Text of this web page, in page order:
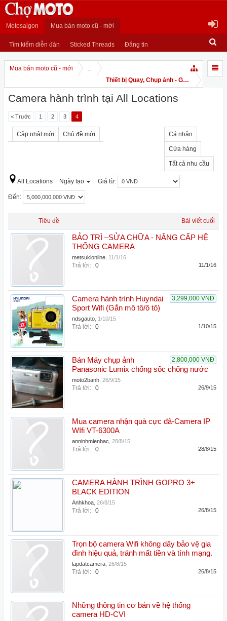
Motosaigon Mua bán moto cũ - mới
Tìm kiếm diễn đàn Sticked Threads Đăng tin
Mua bán moto cũ - mới
...
Thiết bị Quay, Chụp ảnh - GPS
Camera hành trình tại All Locations
< Trước 1 2 3 4
Cập nhật mới Chủ đề mới Cá nhân
Cửa hàng
Tất cả nhu cầu
All Locations Ngày tạo Giá từ:
Đến:
Tiêu đề Bài viết cuối
BẢO TRÌ –SỬA CHỮA - NÂNG CẤP HỆ
THỐNG CAMERA
metsukionline 11/1/16
Trả lời: 0 11/1/16
3,299,000 VNĐ
Camera hành trình Huyndai
Sport Wifi (Gắn mô tô/ô tô)
ndsgauto 1/10/15
Trả lời: 0 1/10/15
2,800,000 VNĐ
Bán Máy chụp ảnh
Panasonic Lumix chống sốc chống nước
moto2banh 26/9/15
Trả lời: 0 26/9/15
Mua camera nhận quà cực đã-Camera IP
WIfi VT-6300A
anninhmienbac 28/8/15
Trả lời: 0 28/8/15
CAMERA HÀNH TRÌNH GOPRO 3+
BLACK EDITION
Anhkhoa 26/8/15
Trả lời: 0 26/8/15
Trọn bộ camera Wifi không dây bảo vệ gia
đình hiệu quả, tránh mất tiền và tính mạng.
lapdatcamera 26/8/15
Trả lời: 0 26/8/15
Những thông tin cơ bản về hệ thống
camera HD-CVI